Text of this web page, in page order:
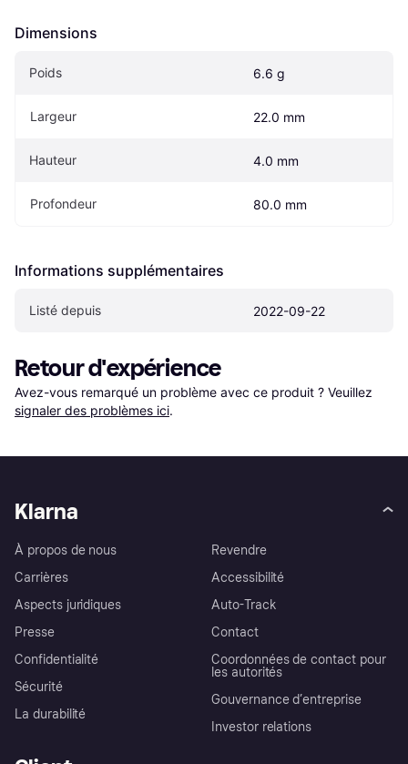
Dimensions
Poids 6.6 g
Largeur 22.0 mm
Hauteur 4.0 mm
Profondeur 80.0 mm
Informations supplémentaires
Listé depuis 2022-09-22
Retour d'expérience
Avez-vous remarqué un problème avec ce produit ? Veuillez
signaler des problèmes ici.
Klarna
À propos de nous
Carrières
Aspects juridiques
Presse
Confidentialité
Sécurité
La durabilité
Revendre
Accessibilité
Auto-Track
Contact
Coordonnées de contact pour
les autorités
Gouvernance d’entreprise
Investor relations